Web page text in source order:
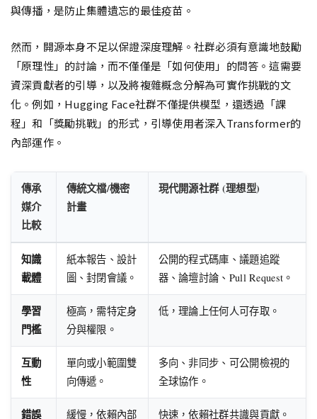
與傳播，是防止集體遺忘的最佳疫苗。
然而，開源本身不足以保證深度理解。社群必須有意識地鼓勵
「原理性」的討論，而不僅僅是「如何使用」的問答。這需要
資深貢獻者的引導，以及將複雜概念分解為可實作挑戰的文
化。例如，Hugging Face社群不僅提供模型，還透過「課
程」和「獎勵挑戰」的形式，引導使用者深入Transformer的
內部運作。
傳承
媒介
比較
傳統文檔/機密
計畫
現代開源社群 (理想型)
知識
載體
紙本報告、設計
圖、封閉會議。
公開的程式碼庫、議題追蹤
器、論壇討論、Pull Request。
學習
門檻
極高，需特定身
分與權限。
低，理論上任何人可存取。
互動
性
單向或小範圍雙
向傳遞。
多向、非同步、可公開檢視的
全球協作。
錯誤
緩慢，依賴內部
快速，依賴社群共識與貢獻。